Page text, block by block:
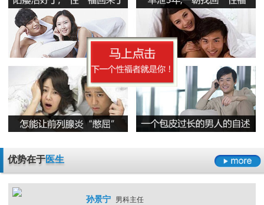
男性阳痿会有哪些危害
早泄要严于律己
阳痿 早泄 不射精 勃起障碍
正确认识男科检查莫“误解”它
男科检查增生会影响性生活吗
男性男科检查灼痛是怎么回事
男科检查 男科检查增生 男科检查痛 男科检查囊肿
龟头的异味什么导致的
男人睾丸胀痛的原因是什么
精囊炎有哪些危害呢
尿道炎是什么原因导致的
包皮龟头炎 尿道炎 睾丸炎 膀胱炎
无精症的预防措施要怎么做呢
精子畸形率高的主要原因
弱精症有哪些常见的原因
少精症是又哪些疾病诱发出来的呢
优势在于医生
孙景宁 男科主任